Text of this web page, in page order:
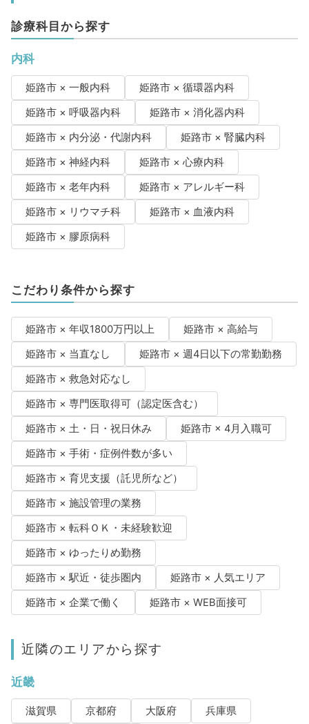
診療科目から探す
内科
姫路市 × 一般内科
姫路市 × 循環器内科
姫路市 × 呼吸器内科
姫路市 × 消化器内科
姫路市 × 内分泌・代謝内科
姫路市 × 腎臓内科
姫路市 × 神経内科
姫路市 × 心療内科
姫路市 × 老年内科
姫路市 × アレルギー科
姫路市 × リウマチ科
姫路市 × 血液内科
姫路市 × 膠原病科
こだわり条件から探す
姫路市 × 年収1800万円以上
姫路市 × 高給与
姫路市 × 当直なし
姫路市 × 週4日以下の常勤勤務
姫路市 × 救急対応なし
姫路市 × 専門医取得可（認定医含む）
姫路市 × 土・日・祝日休み
姫路市 × 4月入職可
姫路市 × 手術・症例件数が多い
姫路市 × 育児支援（託児所など）
姫路市 × 施設管理の業務
姫路市 × 転科ＯＫ・未経験歓迎
姫路市 × ゆったりめ勤務
姫路市 × 駅近・徒歩圏内
姫路市 × 人気エリア
姫路市 × 企業で働く
姫路市 × WEB面接可
近隣のエリアから探す
近畿
滋賀県 京都府 大阪府
兵庫県